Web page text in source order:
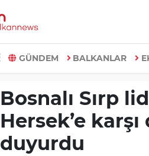
GÜNDEM BALKANLAR
Bosnalı Sırp
Hersek’e karşı
duyurdu